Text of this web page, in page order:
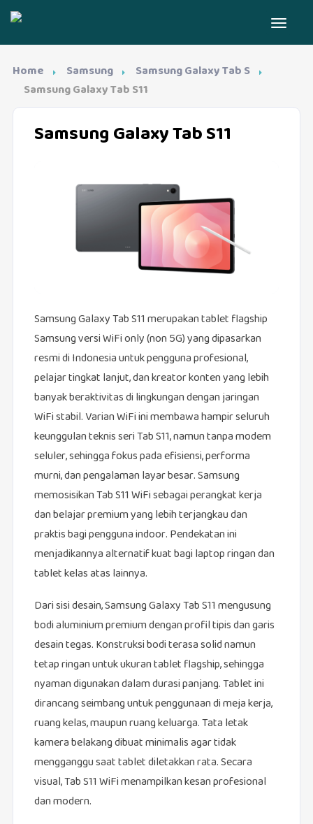
Home Samsung
Samsung Galaxy Tab S
Samsung Galaxy Tab S11
Samsung Galaxy Tab S11
Samsung Galaxy Tab S11 merupakan tablet flagship
Samsung versi WiFi only (non 5G) yang dipasarkan
resmi di Indonesia untuk pengguna profesional,
pelajar tingkat lanjut, dan kreator konten yang lebih
banyak beraktivitas di lingkungan dengan jaringan
WiFi stabil. Varian WiFi ini membawa hampir seluruh
keunggulan teknis seri Tab S11, namun tanpa modem
seluler, sehingga fokus pada efisiensi, performa
murni, dan pengalaman layar besar. Samsung
memosisikan Tab S11 WiFi sebagai perangkat kerja
dan belajar premium yang lebih terjangkau dan
praktis bagi pengguna indoor. Pendekatan ini
menjadikannya alternatif kuat bagi laptop ringan dan
tablet kelas atas lainnya.
Dari sisi desain, Samsung Galaxy Tab S11 mengusung
bodi aluminium premium dengan profil tipis dan garis
desain tegas. Konstruksi bodi terasa solid namun
tetap ringan untuk ukuran tablet flagship, sehingga
nyaman digunakan dalam durasi panjang. Tablet ini
dirancang seimbang untuk penggunaan di meja kerja,
ruang kelas, maupun ruang keluarga. Tata letak
kamera belakang dibuat minimalis agar tidak
mengganggu saat tablet diletakkan rata. Secara
visual, Tab S11 WiFi menampilkan kesan profesional
dan modern.